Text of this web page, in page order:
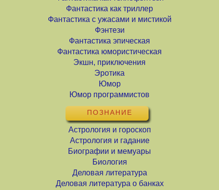
Фантастика как триллер
Фантастика с ужасами и мистикой
Фэнтези
Фантастика эпическая
Фантастика юмористическая
Экшн, приключения
Эротика
Юмор
Юмор программистов
ПОЗНАНИЕ
Астрология и гороскоп
Астрология и гадание
Биографии и мемуары
Биология
Деловая литература
Деловая литература о банках